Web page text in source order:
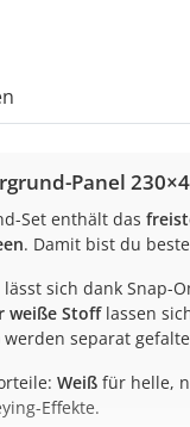
Panel
Set enthält das
. Damit bist du
lässt sich dank Snap-
weiße Stofflassen
werden separat
Weiß für helle,
Effekte.